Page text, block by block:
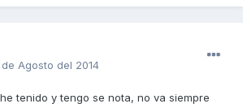
de Agosto del 2014
tenido y tengo se nota, no va siempre